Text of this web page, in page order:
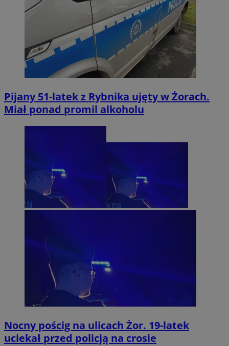
Pijany 51-latek z Rybnika ujęty w Żorach.
Miał ponad promil alkoholu
Nocny pościg na ulicach Żor. 19-latek
uciekał przed policją na crosie